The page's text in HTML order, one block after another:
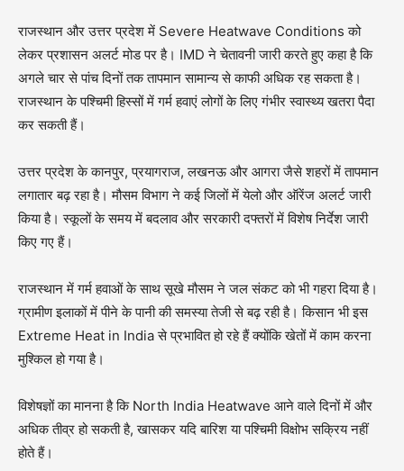
राजस्थान और उत्तर प्रदेश में Severe Heatwave Conditions को
लेकर प्रशासन अलर्ट मोड पर है। IMD ने चेतावनी जारी करते हुए कहा है कि
अगले चार से पांच दिनों तक तापमान सामान्य से काफी अधिक रह सकता है।
राजस्थान के पश्चिमी हिस्सों में गर्म हवाएं लोगों के लिए गंभीर स्वास्थ्य खतरा पैदा
कर सकती हैं।
उत्तर प्रदेश के कानपुर, प्रयागराज, लखनऊ और आगरा जैसे शहरों में तापमान
लगातार बढ़ रहा है। मौसम विभाग ने कई जिलों में येलो और ऑरेंज अलर्ट जारी
किया है। स्कूलों के समय में बदलाव और सरकारी दफ्तरों में विशेष निर्देश जारी
किए गए हैं।
राजस्थान में गर्म हवाओं के साथ सूखे मौसम ने जल संकट को भी गहरा दिया है।
ग्रामीण इलाकों में पीने के पानी की समस्या तेजी से बढ़ रही है। किसान भी इस
Extreme Heat in India से प्रभावित हो रहे हैं क्योंकि खेतों में काम करना
मुश्किल हो गया है।
विशेषज्ञों का मानना है कि North India Heatwave आने वाले दिनों में और
अधिक तीव्र हो सकती है, खासकर यदि बारिश या पश्चिमी विक्षोभ सक्रिय नहीं
होते हैं।